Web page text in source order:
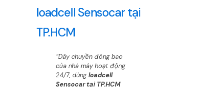
loadcell Sensocar tại
TP.HCM
“Dây chuyền đóng bao
của nhà máy hoạt động
24/7, dùngloadcell
Sensocar tại TP.HCM